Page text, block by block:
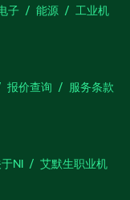
子 能源
工业机
报价查询
服务条款
NI
艾默生职业机